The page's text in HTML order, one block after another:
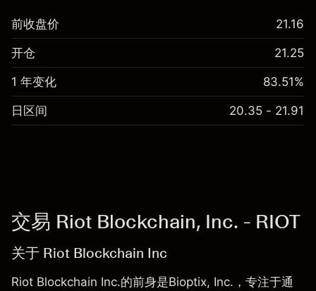
前收盘价 21.16
开仓 21.25
1 年变化 83.51%
日区间 20.35 - 21.91
交易 Riot Blockchain, Inc. - RIOT
关于 Riot Blockchain Inc
Riot Blockchain Inc.的前身是Bioptix, Inc.，专注于通